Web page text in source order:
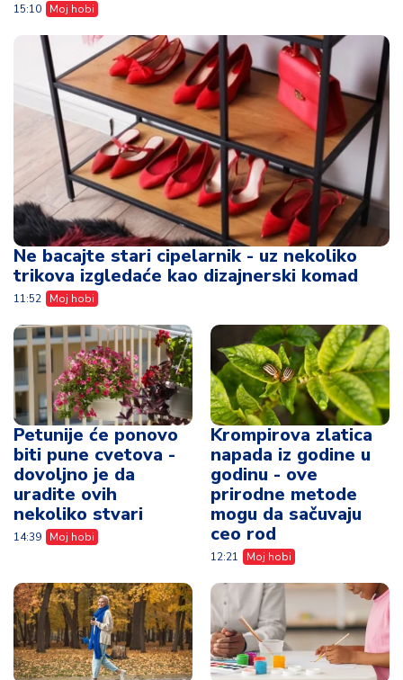
15:10 Moj hobi
Ne bacajte stari cipelarnik - uz nekoliko
trikova izgledaće kao dizajnerski komad
11:52 Moj hobi
Petunije će ponovo
biti pune cvetova -
dovoljno je da
uradite ovih
nekoliko stvari
14:39 Moj hobi
Krompirova zlatica
napada iz godine u
godinu - ove
prirodne metode
mogu da sačuvaju
ceo rod
12:21 Moj hobi